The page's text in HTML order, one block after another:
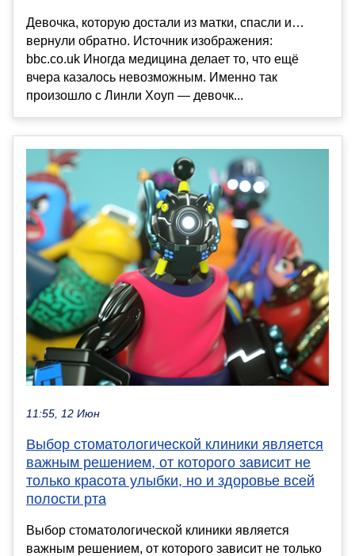
Девочка, которую достали из матки, спасли и…
вернули обратно. Источник изображения:
bbc.co.uk Иногда медицина делает то, что ещё
вчера казалось невозможным. Именно так
произошло с Линли Хоуп — девочк...
11:55, 12 Июн
Выбор стоматологической клиники является
важным решением, от которого зависит не
только красота улыбки, но и здоровье всей
полости рта
Выбор стоматологической клиники является
важным решением, от которого зависит не только